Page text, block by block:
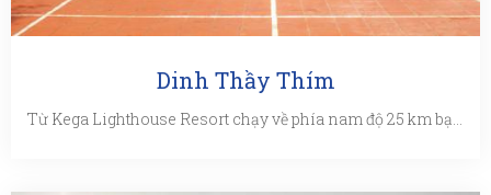
Dinh Thầy Thím
Từ Kega Lighthouse Resort chạy về phía nam độ 25 km bạn sẽ tới Dinh Thầy Thím. Đây là công trình kiến trúc tâm linh ...